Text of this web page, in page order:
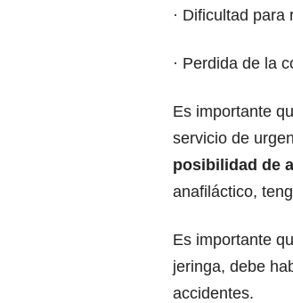
· Dificultad para
· Perdida de la
Es importante
servicio de
posibilidad de
anafiláctico,
Es importante
jeringa, debe
accidentes.